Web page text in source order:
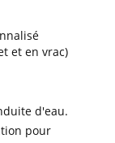
et en vrac)
d'eau.
pour